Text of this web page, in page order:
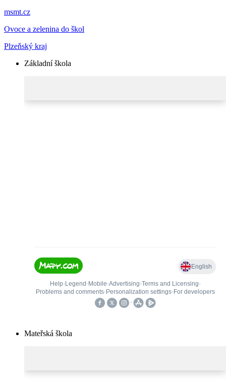
msmt.cz
Ovoce a zelenina do škol
Plzeňský kraj
Základní škola
Mateřská škola